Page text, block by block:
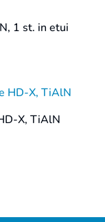
1 st. in etui
X, TiAlN